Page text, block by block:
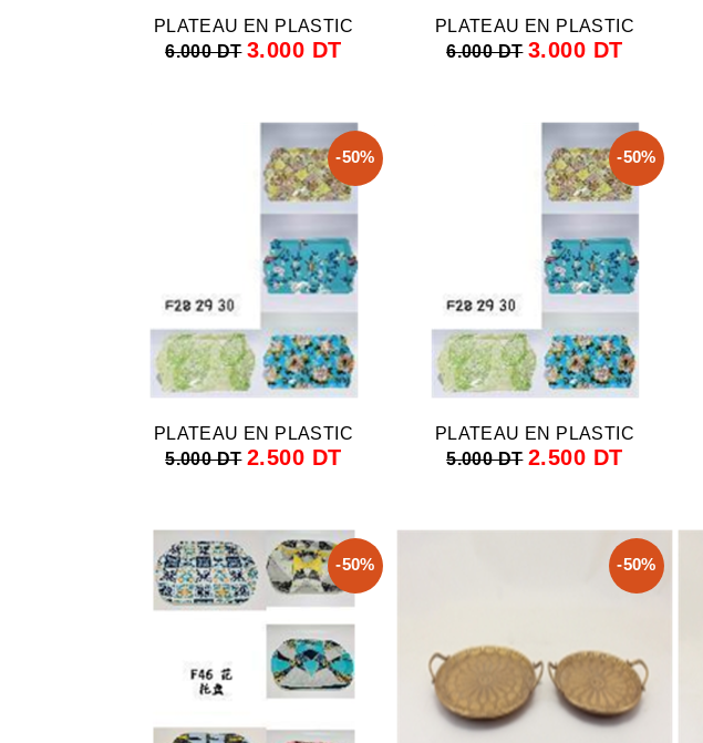
PLATEAU EN PLASTIC
6.000 DT 3.000 DT
PLATEAU EN PLASTIC
6.000 DT 3.000 DT
-50%
PLATEAU EN PLASTIC
5.000 DT 2.500 DT
-50%
PLATEAU EN PLASTIC
5.000 DT 2.500 DT
-50% -50%